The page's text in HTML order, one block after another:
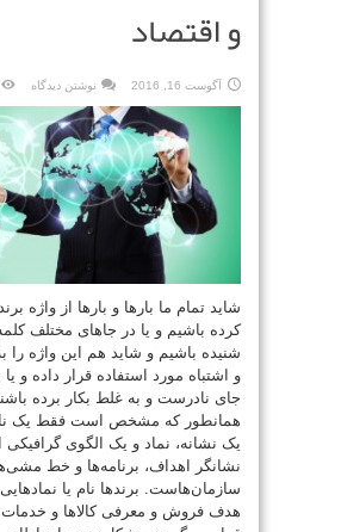
و اقتصاد
آگوست 16, 2016 نوشتن دیدگاه
شاید تمام ما بارها و بارها از واژه
کرده باشیم و یا در جاهای مختلف کلمه
شنیده باشیم و شاید هم این واژه را
و اشتباه مورد استفاده قرار داده و یا
جای نادرست و به غلط بکار برده
همانطور که مشخص است فقط یک
یک نشانه، نماد و یک الگوی
نشانگر اهداف، برنامه‌ها و خط
سازمان‌هاست. برندها نام یا
هدف فروش و معرفی کالاها و خدمات